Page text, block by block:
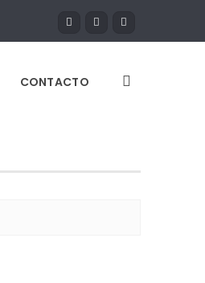
CONTACTO